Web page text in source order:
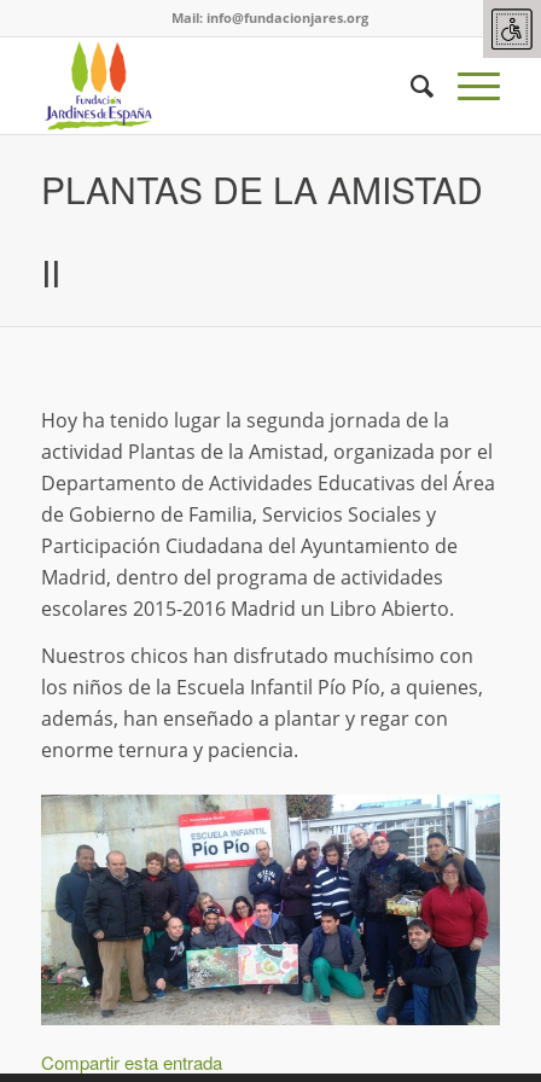
Mail: info@fundacionjares.org
PLANTAS DE LA AMISTAD
II
Hoy ha tenido lugar la segunda jornada de la
actividad Plantas de la Amistad, organizada por el
Departamento de Actividades Educativas del Área
de Gobierno de Familia, Servicios Sociales y
Participación Ciudadana del Ayuntamiento de
Madrid, dentro del programa de actividades
escolares 2015-2016 Madrid un Libro Abierto.
Nuestros chicos han disfrutado muchísimo con
los niños de la Escuela Infantil Pío Pío, a quienes,
además, han enseñado a plantar y regar con
enorme ternura y paciencia.
Compartir esta entrada